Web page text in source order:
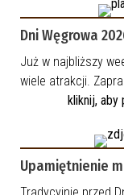
Dni Węgrowa
Już w najbliższy
wiele atrakcji.
kliknij,
Upamiętnienie
Tradycyjnie przed